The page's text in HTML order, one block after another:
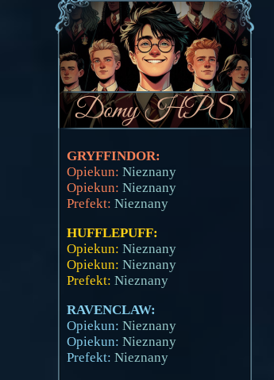
GRYFFINDOR:
Opiekun: Nieznany
Opiekun: Nieznany
Prefekt: Nieznany
HUFFLEPUFF:
Opiekun: Nieznany
Opiekun: Nieznany
Prefekt: Nieznany
RAVENCLAW:
Opiekun: Nieznany
Opiekun: Nieznany
Prefekt: Nieznany